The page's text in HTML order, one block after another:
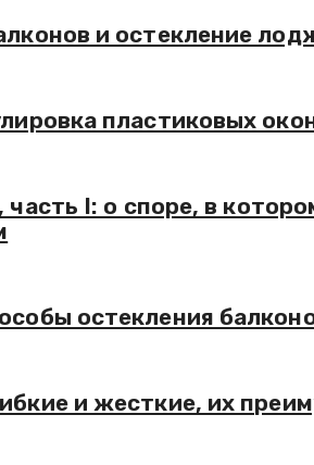
и остекление
пластиковых
I: о споре, в
остекления
и жесткие, их